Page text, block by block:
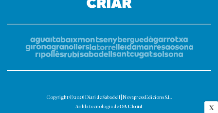
X
Copyright © 2026 Diari de Sabadell | Novapress Edicions S.L.
Amb la tecnologia de OA Cloud